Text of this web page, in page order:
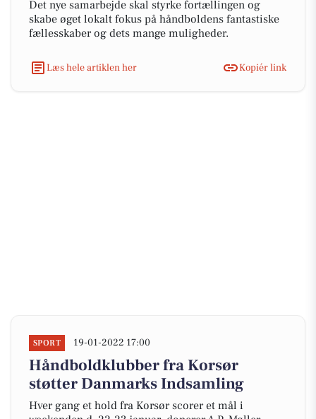
Det nye samarbejde skal styrke fortællingen og
skabe øget lokalt fokus på håndboldens fantastiske
fællesskaber og dets mange muligheder.
Læs hele artiklen her Kopiér link
SPORT 19-01-2022 17:00
Håndboldklubber fra Korsør
støtter Danmarks Indsamling
Hver gang et hold fra Korsør scorer et mål i